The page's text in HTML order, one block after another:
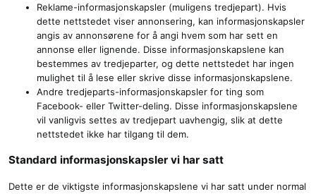
Reklame-informasjonskapsler (muligens tredjepart). Hvis
dette nettstedet viser annonsering, kan informasjonskapsler
angis av annonsørene for å angi hvem som har sett en
annonse eller lignende. Disse informasjonskapslene kan
bestemmes av tredjeparter, og dette nettstedet har ingen
mulighet til å lese eller skrive disse informasjonskapslene.
Andre tredjeparts-informasjonskapsler for ting som
Facebook- eller Twitter-deling. Disse informasjonskapslene
vil vanligvis settes av tredjepart uavhengig, slik at dette
nettstedet ikke har tilgang til dem.
Standard informasjonskapsler vi har satt
Dette er de viktigste informasjonskapslene vi har satt under normal